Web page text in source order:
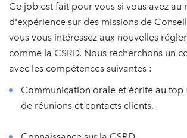
Ce job est fait pour vous si vous avez au
d'expérience sur des missions de
vous vous intéressez aux nouvelles
comme la CSRD. Nous recherchons un
avec les compétences suivantes :
Communication orale et écrite au top
de réunions et contacts clients,